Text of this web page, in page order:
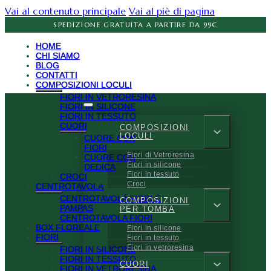
Vai al contenuto principale Vai al piè di pagina
SPEDIZIONE GRATUITA A PARTIRE DA 99€
HOME
CHI SIAMO
BLOG
CONTATTI
COMPOSIZIONI LOCULI
FIORI IN VETRORESINA
FIORI IN SILICONE
FIORI IN TESSUTO
CUORI
CUORE CON
FIORI
CUORE CON
DEDICA
CROCI
CENTROTAVOLA
CENTROTAVOLA FIORI E
PAMPAS
CENTROTAVOLA FIORI
BOX FLOREALE
FIORI
FIORI IN SILICONE
FIORI IN TESSUTO
FIORI IN VETRORESINA
COMPOSIZIONI
LOCULI
Fiori di Vetroresina
Fiori in silicone
Fiori in tessuto
Croci
COMPOSIZIONI
PER TOMBA
Fiori in silicone
Fiori in tessuto
Fiori in vetroresina
CUORI